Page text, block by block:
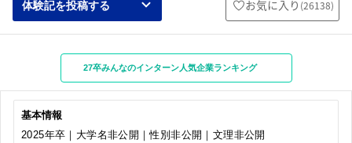
体験記を投稿する お気に入り (26138)
27卒みんなのインターン人気企業ランキング
基本情報
2025年卒｜大学名非公開｜性別非公開｜文理非公開